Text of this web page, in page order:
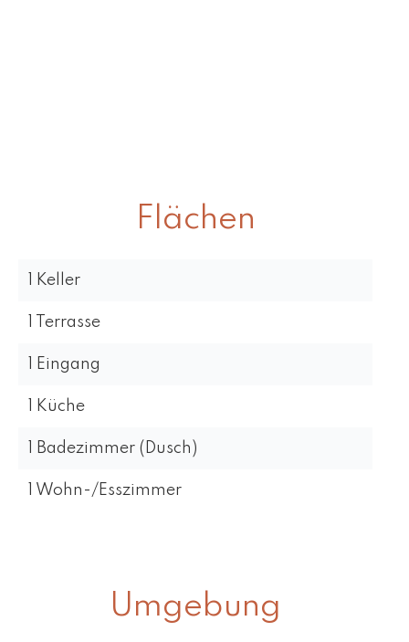
Flächen
1 Keller
1 Terrasse
1 Eingang
1 Küche
1 Badezimmer (Dusch)
1 Wohn-/Esszimmer
Umgebung